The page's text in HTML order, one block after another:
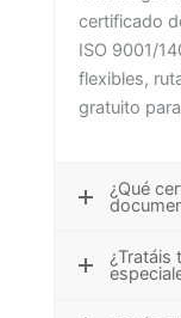
certificado
ISO 9001/
flexibles,
gratuito
¿Qué
¿Tratáis